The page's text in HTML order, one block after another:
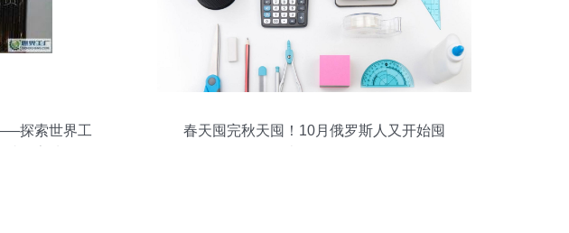
探索世界工
春天囤完秋天囤！10月俄罗斯人又开始囤